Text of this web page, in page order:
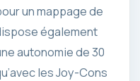
un mappage de
également
autonomie de 30
les Joy-Cons